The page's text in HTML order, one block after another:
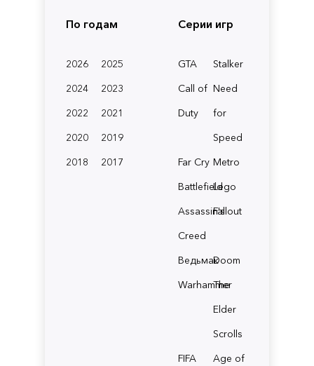
По годам
2026
2025
2024
2023
2022
2021
2020
2019
2018
2017
Серии игр
GTA
Stalker
Call of
Duty
Need
for
Speed
Far Cry Metro
BattlefieldLego
Assassin's
Creed
Fallout
ВедьмакDoom
Warhammer
The
Elder
Scrolls
FIFA
Age of